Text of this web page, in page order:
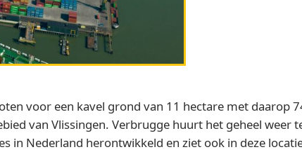
voor een kavel grond van 11 hectare met daarop
van Vlissingen. Verbrugge huurt het geheel weer
in Nederland herontwikkeld en ziet ook in deze